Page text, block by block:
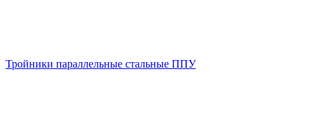
Тройники параллельные стальные ППУ